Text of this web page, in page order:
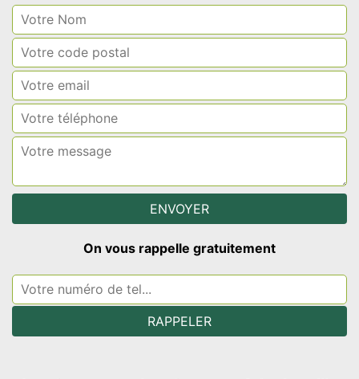
On vous rappelle gratuitement